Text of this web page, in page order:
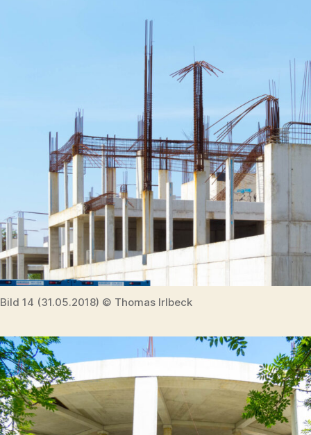
Bild 14 (31.05.2018) © Thomas Irlbeck